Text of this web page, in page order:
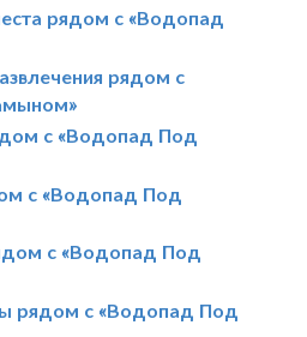
рядом с «Водопад
рядом с
с «Водопад Под
с «Водопад Под
с «Водопад Под
рядом с «Водопад Под